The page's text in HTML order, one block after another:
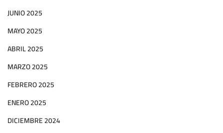
JUNIO 2025
MAYO 2025
ABRIL 2025
MARZO 2025
FEBRERO 2025
ENERO 2025
DICIEMBRE 2024